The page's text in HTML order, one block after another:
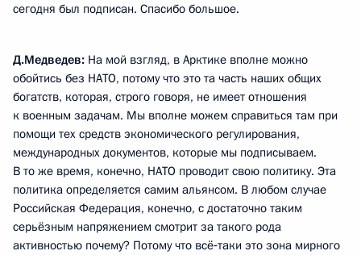
сегодня был подписан. Спасибо большое.
Д.Медведев: На мой взгляд, в Арктике вполне можно
обойтись без НАТО, потому что это та часть наших общих
богатств, которая, строго говоря, не имеет отношения
к военным задачам. Мы вполне можем справиться там при
помощи тех средств экономического регулирования,
международных документов, которые мы подписываем.
В то же время, конечно, НАТО проводит свою политику. Эта
политика определяется самим альянсом. В любом случае
Российская Федерация, конечно, с достаточно таким
серьёзным напряжением смотрит за такого рода
активностью почему? Потому что всё‑таки это зона мирного